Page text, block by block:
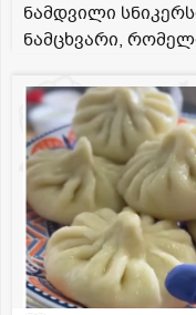
ნამდვილი
ნამცხვარი,